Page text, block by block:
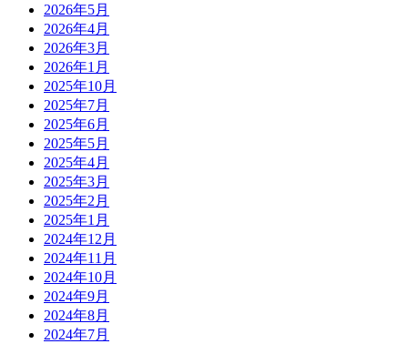
2026年5月
2026年4月
2026年3月
2026年1月
2025年10月
2025年7月
2025年6月
2025年5月
2025年4月
2025年3月
2025年2月
2025年1月
2024年12月
2024年11月
2024年10月
2024年9月
2024年8月
2024年7月